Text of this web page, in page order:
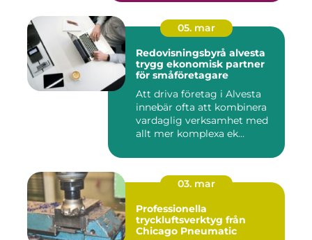
05. mar
Redovisningsbyrå alvesta
trygg ekonomisk partner
för småföretagare
Att driva företag i Alvesta
innebär ofta att kombinera
vardaglig verksamhet med
allt mer komplexa ek...
03. mar
Professionella
tryckluftsverktyg från
Chicago Pneumatic